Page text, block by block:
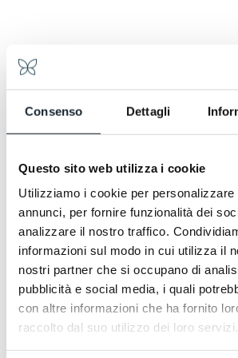
Consenso Dettagli
Questo sito web utilizza i cookie
Utilizziamo i cookie per personalizzare
annunci, per fornire funzionalità dei
analizzare il nostro traffico.
informazioni sul modo in cui utilizza il
nostri partner che si occupano di
pubblicità e social media, i quali
con altre informazioni che ha fornito
raccolto dal suo utilizzo dei loro servizi.
Une sélection des meilleurs resorts
pour une parenthèse bien-être
itinéraire à travers des
nichés dans la nature, où se
parcours sensoriels avec sauna,